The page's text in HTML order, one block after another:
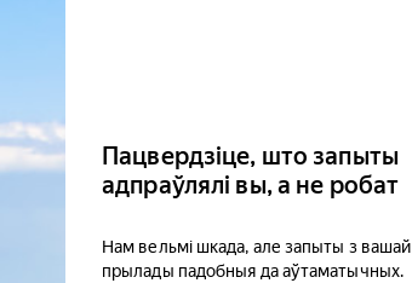
Пацвердзіце, што запыты
адпраўлялі вы, а не робат
Нам вельмі шкада, але запыты з вашай
прылады падобныя да аўтаматычных.